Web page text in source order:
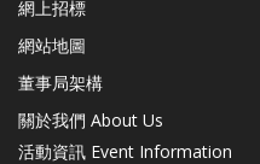
網上招標
網站地圖
董事局架構
關於我們 About Us
活動資訊 Event Information